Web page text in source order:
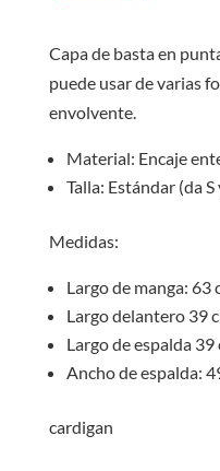
Capa de basta en
puede usar de varias
envolvente.
Material: Encaje
Talla: Estándar (da
Medidas:
Largo de manga: 63
Largo delantero 39
Largo de espalda 39
Ancho de espalda:
cardigan